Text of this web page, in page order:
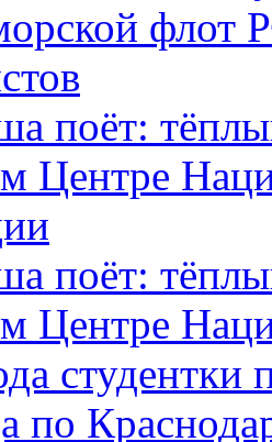
флот
поёт:
Центре
поёт:
Центре
студентки
по